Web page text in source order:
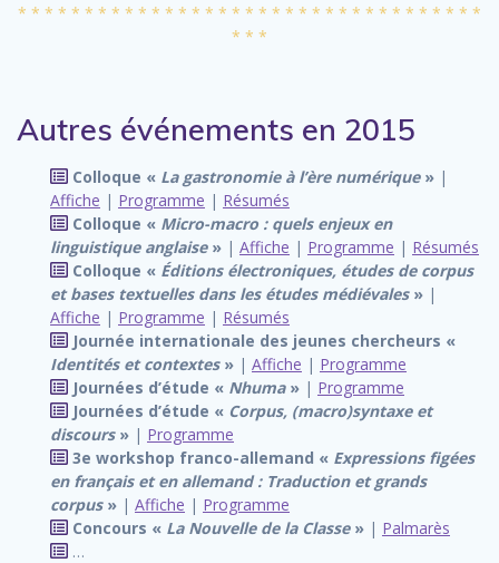
* * * * * * * * * * * * * * * * * * * * * * * * * * * * * * * * * * *
* * *
Autres événements en 2015
Colloque « La gastronomie à l’ère numérique» |
Affiche | Programme | Résumés
Colloque « Micro-macro : quels enjeux en
linguistique anglaise» | Affiche | Programme | Résumés
Colloque « Éditions électroniques, études de corpus
et bases textuelles dans les études médiévales» |
Affiche | Programme | Résumés
Journée internationale des jeunes chercheurs «
Identités et contextes» | Affiche | Programme
Journées d’étude « Nhuma» | Programme
Journées d’étude « Corpus, (macro)syntaxe et
discours» | Programme
3e workshop franco-allemand « Expressions figées
en français et en allemand : Traduction et grands
corpus» | Affiche | Programme
Concours « La Nouvelle de la Classe» | Palmarès
…